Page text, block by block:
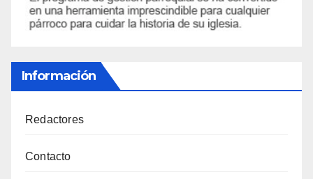
Información
Redactores
Contacto